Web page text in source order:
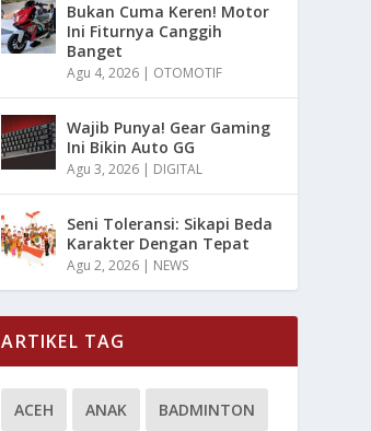
Bukan Cuma Keren! Motor
Ini Fiturnya Canggih
Banget
Agu 4, 2026 | OTOMOTIF
Wajib Punya! Gear Gaming
Ini Bikin Auto GG
Agu 3, 2026 | DIGITAL
Seni Toleransi: Sikapi Beda
Karakter Dengan Tepat
Agu 2, 2026 | NEWS
ARTIKEL TAG
ACEH ANAK BADMINTON